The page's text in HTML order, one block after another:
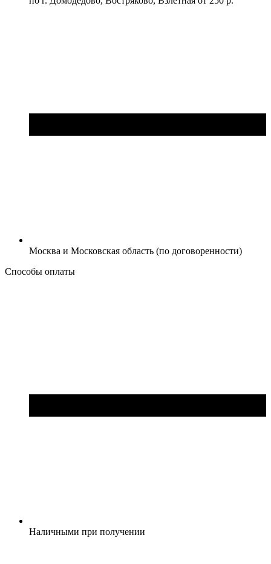
Москва и Московская область (по договоренности)
Способы оплаты
Наличными при получении